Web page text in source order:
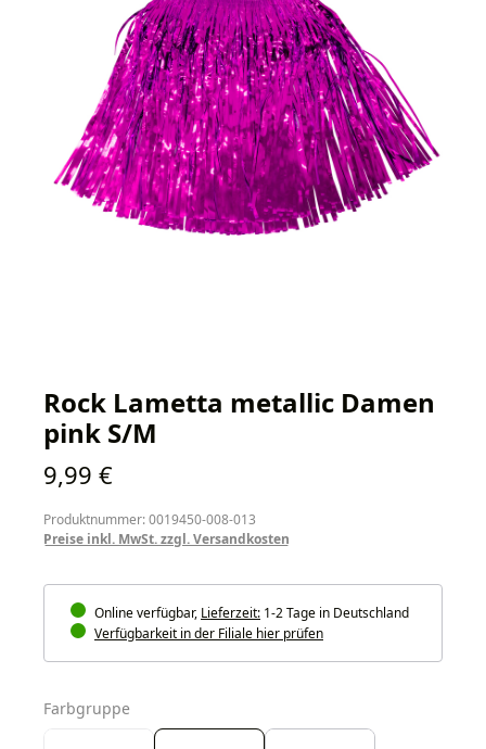
Rock Lametta metallic Damen
pink S/M
Regulärer Preis:
9,99 €
Produktnummer: 0019450-008-013
Preise inkl. MwSt. zzgl. Versandkosten
Online verfügbar, Lieferzeit: 1-2 Tage in Deutschland
Verfügbarkeit in der Filiale hier prüfen
Farbgruppe